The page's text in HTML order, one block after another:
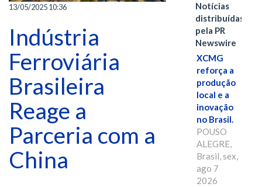
13/05/2025 10:36
Indústria
Ferroviária
Brasileira
Reage a
Parceria com a
China
Notícias
distribuídas
pela PR
Newswire
XCMG
reforça a
produção
local e a
inovação
no Brasil.
POUSO
ALEGRE,
Brasil, sex,
ago 7
2026